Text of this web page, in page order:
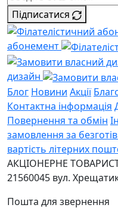
Підписатися
абонемент
дизайн
Блог Новини Акції
Контактна інформація
Повернення та обмін
замовлення за
вартість літерних
АКЦІОНЕРНЕ
21560045 вул.
Пошта для звернення